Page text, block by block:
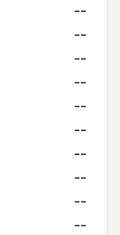
--
--
--
--
--
--
--
--
--
--